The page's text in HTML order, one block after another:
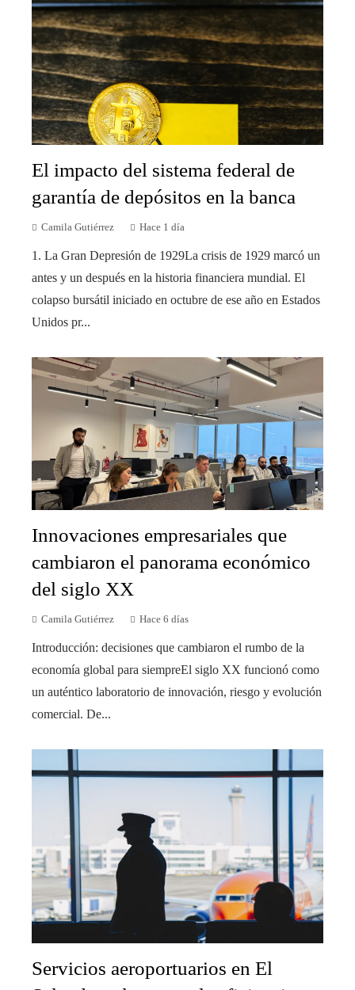
El impacto del sistema federal de
garantía de depósitos en la banca
Camila Gutiérrez Hace 1 día
1. La Gran Depresión de 1929La crisis de 1929 marcó un
antes y un después en la historia financiera mundial. El
colapso bursátil iniciado en octubre de ese año en Estados
Unidos pr...
Innovaciones empresariales que
cambiaron el panorama económico
del siglo XX
Camila Gutiérrez Hace 6 días
Introducción: decisiones que cambiaron el rumbo de la
economía global para siempreEl siglo XX funcionó como
un auténtico laboratorio de innovación, riesgo y evolución
comercial. De...
Servicios aeroportuarios en El